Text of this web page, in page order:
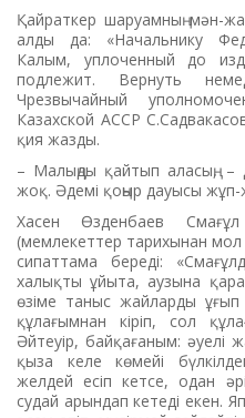
Қайраткер шаруамның мән-
алды да: «Начальнику
Калым, уплоченный до
подлежит. Вер­нуть
Чрезвычайный
Казахской АССР
қия жазды.
– Малыңды қайтып аласың, –
жоқ. Әдемі қоңыр дауысы жұп-
Хасен Өзденбаев Смағұл
(мемлекеттер тарихынан мол
сипаттама береді:
халықты ұйыта, аузына
өзіме таныс жайларды ұғып
құлағымнан кіріп, сол
Әйтеуір, байқағаным: әуелі
қыза келе көмейі
желдей есіп кетсе, одан
судай арындап кетеді